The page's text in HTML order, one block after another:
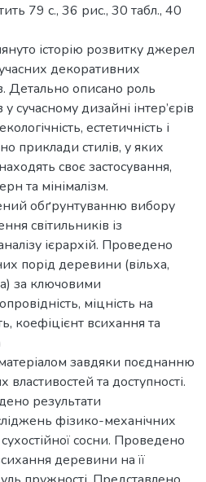
79 с., 36 рис., 30 табл., 40
історію розвитку джерел
декоративних
Детально описано роль
сучасному дизайні інтер’єрів
естетичність і
приклади стилів, у яких
своє застосування,
та мінімалізм.
обґрунтуванню вибору
світильників із
ієрархій. Проведено
порід деревини (вільха,
за ключовими
міцність на
коефіцієнт всихання та
завдяки поєднанню
та доступності.
результати
фізико-механічних
сосни. Проведено
деревини на її